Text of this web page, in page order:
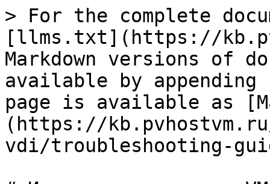
> For the complete
[llms.txt](https://
Markdown versions of
available by
page is available as
(https://
vdi/troubleshooting-